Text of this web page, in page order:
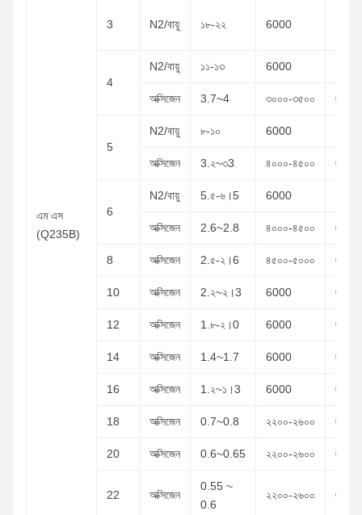
এম এস
(Q235B)
3 N2/বায়ু ১৮-২২ 6000
4
N2/বায়ু ১১-১৩ 6000
অক্সিজেন 3.7~4 ৩০০০-৩৫০০
5
N2/বায়ু ৮-১০ 6000
অক্সিজেন 3.২~৩3 ৪০০০-৪৫০০
6
N2/বায়ু 5.৫-৬।5 6000
অক্সিজেন 2.6~2.8 ৪০০০-৪৫০০
8 অক্সিজেন 2.৫-২।6 ৪৫০০-৫০০০
10 অক্সিজেন 2.২~২।3 6000
12 অক্সিজেন 1.৮-২।0 6000
14 অক্সিজেন 1.4~1.7 6000
16 অক্সিজেন 1.২~১।3 6000
18 অক্সিজেন 0.7~0.8 ২২০০-২৬০০
20 অক্সিজেন 0.6~0.65 ২২০০-২৬০০
22 অক্সিজেন
0.55 ~
0.6
২২০০-২৬০০